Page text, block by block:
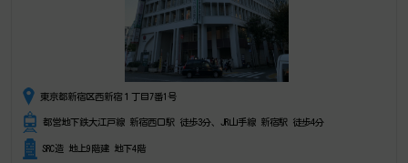
東京都新宿区西新宿１丁目7番1号
都営地下鉄大江戸線 新宿西口駅 徒歩3分、JR山手線 新宿駅 徒歩4分
SRC造 地上9階建 地下4階